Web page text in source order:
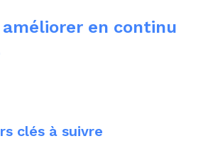
en continu
clés à suivre